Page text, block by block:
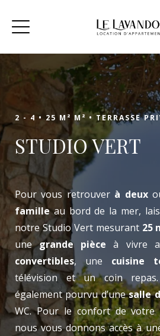
2 - 4 •25 M² M² • TERRASSE
STUDIO VERT
Pour vous retrouver à deux
familleau bord de la mer,
notre Studio Vert mesurant 25
unegrande pièce à vivre
convertibles, une cuisine
télévision et un coin
également pourvu d’unesalle
WC. Pour le confort de votre
nous vous donnons accès à